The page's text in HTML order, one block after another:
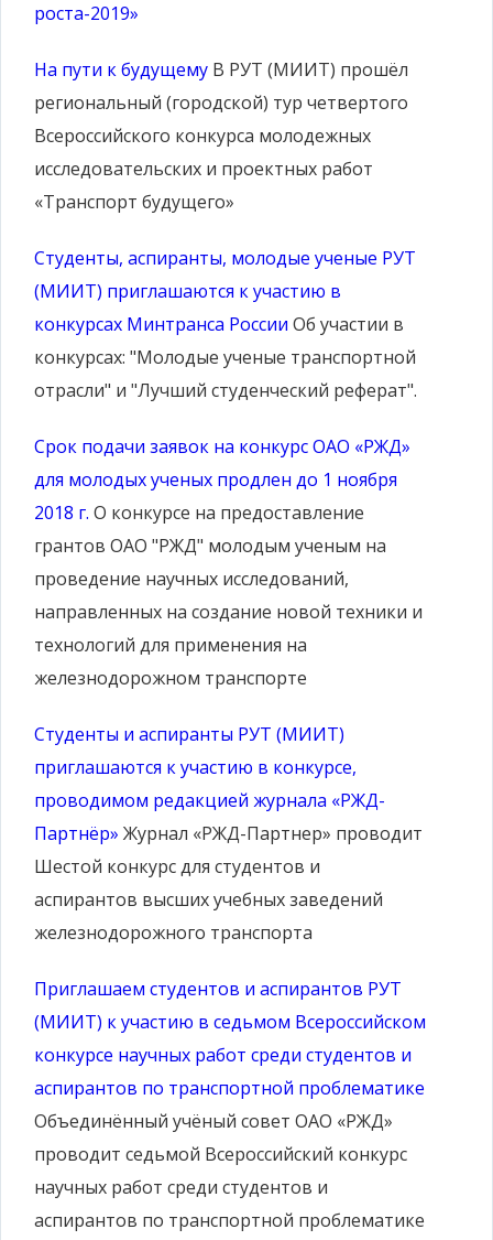
роста-2019»
На пути к будущему В РУТ (МИИТ) прошёл
региональный (городской) тур четвертого
Всероссийского конкурса молодежных
исследовательских и проектных работ
«Транспорт будущего»
Студенты, аспиранты, молодые ученые РУТ
(МИИТ) приглашаются к участию в
конкурсах Минтранса России Об участии в
конкурсах: "Молодые ученые транспортной
отрасли" и "Лучший студенческий реферат".
Срок подачи заявок на конкурс ОАО «РЖД»
для молодых ученых продлен до 1 ноября
2018 г. О конкурсе на предоставление
грантов ОАО "РЖД" молодым ученым на
проведение научных исследований,
направленных на создание новой техники и
технологий для применения на
железнодорожном транспорте
Студенты и аспиранты РУТ (МИИТ)
приглашаются к участию в конкурсе,
проводимом редакцией журнала «РЖД-
Партнёр» Журнал «РЖД-Партнер» проводит
Шестой конкурс для студентов и
аспирантов высших учебных заведений
железнодорожного транспорта
Приглашаем студентов и аспирантов РУТ
(МИИТ) к участию в седьмом Всероссийском
конкурсе научных работ среди студентов и
аспирантов по транспортной проблематике
Объединённый учёный совет ОАО «РЖД»
проводит седьмой Всероссийский конкурс
научных работ среди студентов и
аспирантов по транспортной проблематике